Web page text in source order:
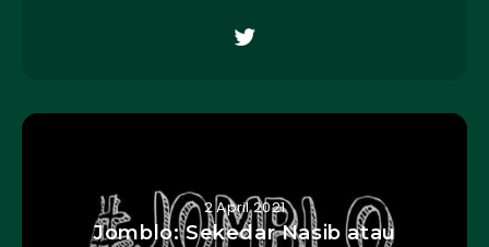
2 April 2021
Jomblo: Sekedar Nasib atau